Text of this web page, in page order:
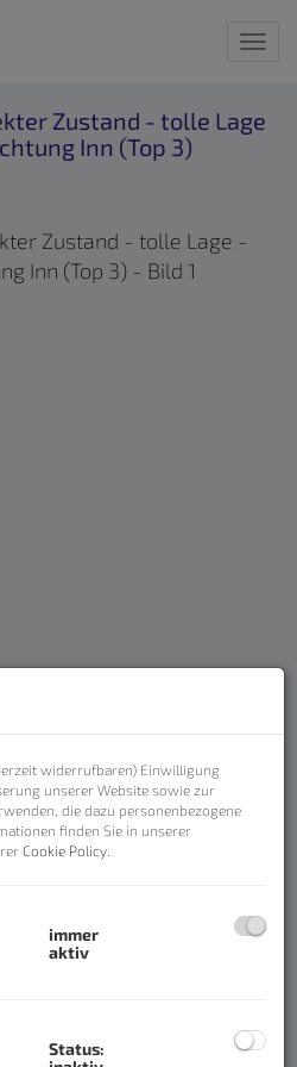
Zustand - tolle Lage
Inn (Top 3)
- Blick in
3)
Gehminuten vom
widerrufbaren) Einwilligung
unserer Website sowie zur
die dazu personenbezogene
finden Sie in unserer
Cookie Policy
immer
aktiv
Status: